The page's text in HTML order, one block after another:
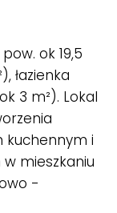
ok 19,5
łazienka
3 m²). Lokal
kuchennym i
mieszkaniu
-